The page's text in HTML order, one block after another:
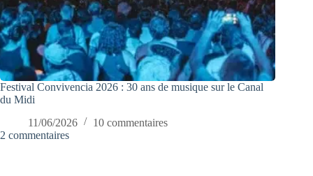
Festival Convivencia 2026 : 30 ans de musique sur le Canal
du Midi
11/06/2026
10 commentaires
2 commentaires